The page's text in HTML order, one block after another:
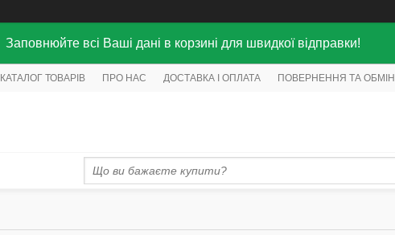
Заповнюйте всі Ваші дані в корзині для швидкої відправки!
КАТАЛОГ ТОВАРІВ ПРО НАС ДОСТАВКА І ОПЛАТА ПОВЕРНЕННЯ ТА ОБМІН